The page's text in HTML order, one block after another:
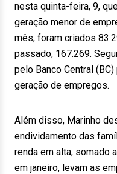
nesta quinta-feira, 9,
geração menor de
mês, foram criados
passado, 167.269.
pelo Banco Central
geração de empregos.
Além disso, Marinho
endividamento das
renda em alta, somado
em janeiro, levam as